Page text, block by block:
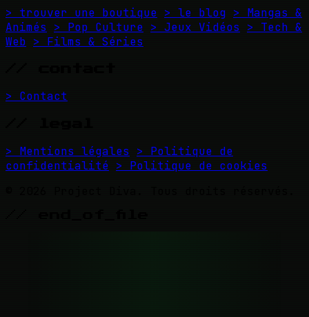
> trouver une boutique > le blog > Mangas &
Animés
> Pop Culture > Jeux Vidéos
> Tech &
Web > Films & Séries
> Contact
> Mentions légales
> Politique de
confidentialité > Politique de cookies